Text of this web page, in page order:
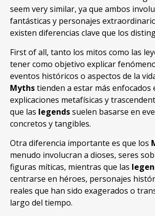
seem very similar, ya que ambos
fantásticas y personajes
existen diferencias clave que los
First of all, tanto los mitos como las
tener como objetivo explicar
eventos históricos o aspectos de la
Mythstienden a estar más enfocados
explicaciones metafísicas y
que las legendssuelen basarse en
concretos y tangibles.
Otra diferencia importante es que los
menudo involucran a dioses, seres
figuras míticas, mientras que las
centrarse en héroes, personajes
reales que han sido exagerados o
largo del tiempo.